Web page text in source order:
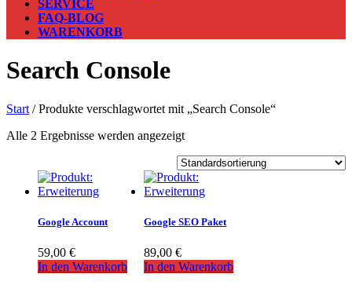
SERVICE
FAQ-BLOG
WARENKORB
Search Console
Start / Produkte verschlagwortet mit „Search Console“
Alle 2 Ergebnisse werden angezeigt
Google Account
59,00 €
In den Warenkorb
Google SEO Paket
89,00€
In den Warenkorb